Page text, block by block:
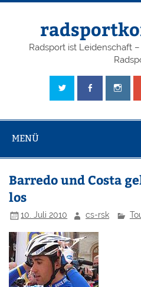
Radsport ist Leidenschaft
MENÜ
Barredo und Costa
los
10. Juli 2010 cs-rsk